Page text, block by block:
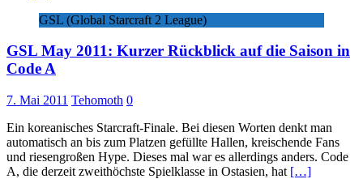
GSL (Global Starcraft 2 League)
GSL May 2011: Kurzer Rückblick auf die Saison in
Code A
7. Mai 2011 Tehomoth 0
Ein koreanisches Starcraft-Finale. Bei diesen Worten denkt man
automatisch an bis zum Platzen gefüllte Hallen, kreischende Fans
und riesengroßen Hype. Dieses mal war es allerdings anders. Code
A, die derzeit zweithöchste Spielklasse in Ostasien, hat […]